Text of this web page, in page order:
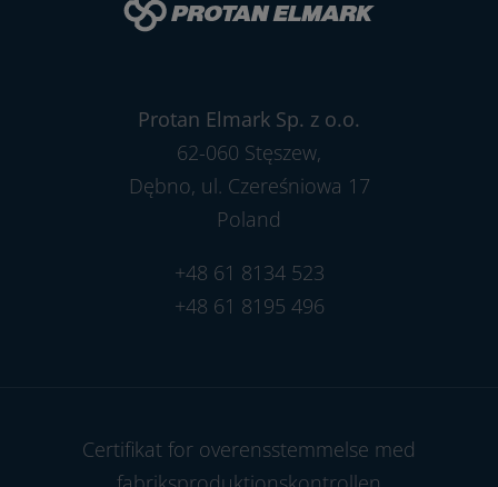
Protan Elmark Sp. z o.o.
62-060 Stęszew,
Dębno, ul. Czereśniowa 17
Poland
+48 61 8134 523
+48 61 8195 496
Certifikat for overensstemmelse med